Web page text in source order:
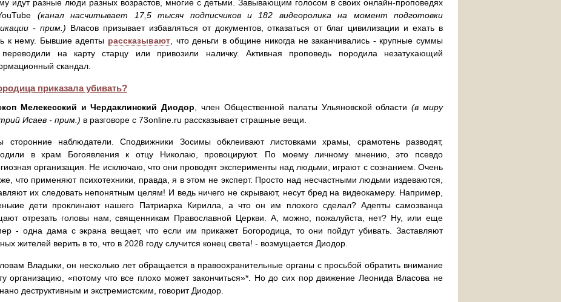
идут разные люди разных возрастов, многие с детьми. Завывающим голосом в своих онлайн-проповедях
(канал насчитывает 17,5 тысяч подписчиков и 182 видеоролика на момент подготовки
- прим.) Власов призывает избавляться от документов, отказаться от благ цивилизации и ехать в
к нему. Бывшие адепты рассказывают , что деньги в общине никогда не заканчивались - крупные суммы
на карту старцу или привозили наличку. Активная проповедь породила незатухающий
скандал.
приказала убивать?
Мелекесский и Чердаклинский Диодор , член Общественной палаты Ульяновской области(в миру
Исаев - прим.) в разговоре с 73online.ru рассказывает страшные вещи.
наблюдатели. Сподвижники Зосимы обклеивают листовками храмы, срамотень разводят,
в храм Богоявления к отцу Николаю, провоцируют. По моему личному мнению, это псевдо
организация. Не исключаю, что они проводят эксперименты над людьми, играют с сознанием. Очень
что применяют психотехники, правда, я в этом не эксперт. Просто над несчастными людьми издеваются,
их следовать непонятным целям! И ведь ничего не скрывают, несут бред на видеокамеру. Например,
дети проклинают нашего Патриарха Кирилла, а что он им плохого сделал? Адепты самозванца
отрезать головы нам, священникам Православной Церкви. А, можно, пожалуйста, нет? Ну, или еще
- одна дама с экрана вещает, что если им прикажет Богородица, то они пойдут убивать. Заставляют
жителей верить в то, что в 2028 году случится конец света! - возмущается Диодор.
Владыки, он несколько лет обращается в правоохранительные органы с просьбой обратить внимание
организацию, «потому что все плохо может закончиться»*. Но до сих пор движение Леонида Власова не
деструктивным и экстремистским, говорит Диодор.